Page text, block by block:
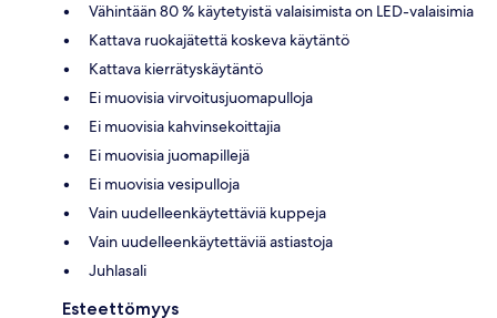
Vähintään 80 % käytetyistä valaisimista on LED-valaisimia
Kattava ruokajätettä koskeva käytäntö
Kattava kierrätyskäytäntö
Ei muovisia virvoitusjuomapulloja
Ei muovisia kahvinsekoittajia
Ei muovisia juomapillejä
Ei muovisia vesipulloja
Vain uudelleenkäytettäviä kuppeja
Vain uudelleenkäytettäviä astiastoja
Juhlasali
Esteettömyys